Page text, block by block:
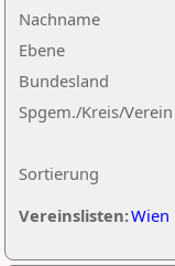
Nachname
Ebene
Sortierung
Bundesland
Spgem./Kreis/Verein
Vereinslisten:Wien